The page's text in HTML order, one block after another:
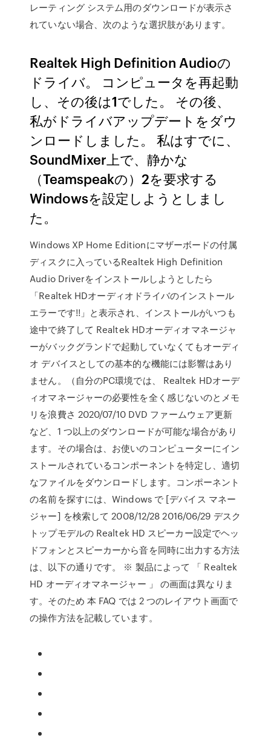
レーティング システム用のダウンロードが表示さ
れていない場合、次のような選択肢があります。
Realtek High Definition Audioの
ドライバ。 コンピュータを再起動
し、その後は1でした。 その後、
私がドライバアップデートをダウ
ンロードしました。 私はすでに、
SoundMixer上で、静かな
（Teamspeakの）2を要求する
Windowsを設定しようとしまし
た。
Windows XP Home Editionにマザーボードの付属
ディスクに入っているRealtek High Definition
Audio Driverをインストールしようとしたら
「Realtek HDオーディオドライバのインストール
エラーです!!」と表示され、インストールがいつも
途中で終了して Realtek HDオーディオマネージャ
ーがバックグランドで起動していなくてもオーディ
オ デバイスとしての基本的な機能には影響はあり
ません。（自分のPC環境では、 Realtek HDオーデ
ィオマネージャーの必要性を全く感じないのとメモ
リを浪費さ 2020/07/10 DVD ファームウェア更新
など、1 つ以上のダウンロードが可能な場合があり
ます。その場合は、お使いのコンピューターにイン
ストールされているコンポーネントを特定し、適切
なファイルをダウンロードします。コンポーネント
の名前を探すには、Windows で [デバイス マネー
ジャー] を検索して 2008/12/28 2016/06/29 デスク
トップモデルの Realtek HD スピーカー設定でヘッ
ドフォンとスピーカーから音を同時に出力する方法
は、以下の通りです。 ※ 製品によって 「 Realtek
HD オーディオマネージャー 」 の画面は異なりま
す。そのため 本 FAQ では 2 つのレイアウト画面で
の操作方法を記載しています。